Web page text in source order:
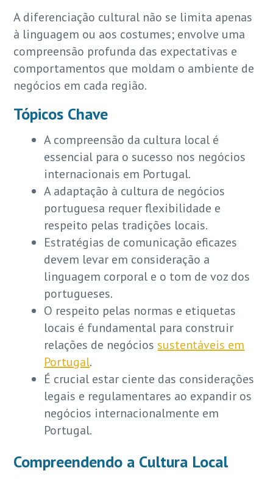
A diferenciação cultural não se limita apenas
à linguagem ou aos costumes; envolve uma
compreensão profunda das expectativas e
comportamentos que moldam o ambiente de
negócios em cada região.
Tópicos Chave
A compreensão da cultura local é
essencial para o sucesso nos negócios
internacionais em Portugal.
A adaptação à cultura de negócios
portuguesa requer flexibilidade e
respeito pelas tradições locais.
Estratégias de comunicação eficazes
devem levar em consideração a
linguagem corporal e o tom de voz dos
portugueses.
O respeito pelas normas e etiquetas
locais é fundamental para construir
relações de negóciossustentáveis em
Portugal.
É crucial estar ciente das considerações
legais e regulamentares ao expandir os
negócios internacionalmente em
Portugal.
Compreendendo a Cultura Local